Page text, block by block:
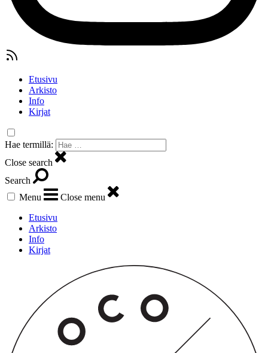
Etusivu
Arkisto
Info
Kirjat
Hae termillä:
Close search
Search
Menu
Close menu
Etusivu
Arkisto
Info
Kirjat